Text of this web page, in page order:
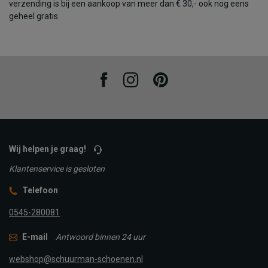
verzending is bij een aankoop van meer dan € 30,- ook nog eens
geheel gratis.
FacebookInstagramPinterest
Wij helpen je graag!
Klantenservice is gesloten
Telefoon
0545-280081
E-mail Antwoord binnen 24 uur
webshop@schuurman-schoenen.nl